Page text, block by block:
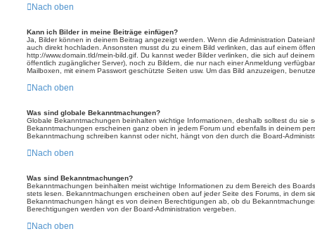
Nach oben
Kann ich Bilder in meine Beiträge einfügen?
Ja, Bilder können in deinem Beitrag angezeigt werden. Wenn die Administration
auch direkt hochladen. Ansonsten musst du zu einem Bild verlinken, das auf einem
http://www.domain.tld/mein-bild.gif. Du kannst weder Bilder verlinken, die sich auf
öffentlich zugänglicher Server), noch zu Bildern, die nur nach einer Anmeldung
Mailboxen, mit einem Passwort geschützte Seiten usw. Um das Bild anzuzeigen,
Nach oben
Was sind globale Bekanntmachungen?
Globale Bekanntmachungen beinhalten wichtige Informationen, deshalb solltest du sie
Bekanntmachungen erscheinen ganz oben in jedem Forum und ebenfalls in deinem
Bekanntmachung schreiben kannst oder nicht, hängt von den durch die Board-
Nach oben
Was sind Bekanntmachungen?
Bekanntmachungen beinhalten meist wichtige Informationen zu dem Bereich des
stets lesen. Bekanntmachungen erscheinen oben auf jeder Seite des Forums, in dem
Bekanntmachungen hängt es von deinen Berechtigungen ab, ob du
Berechtigungen werden von der Board-Administration vergeben.
Nach oben